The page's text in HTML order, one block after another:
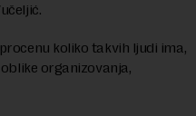
koliko takvih ljudi ima,
organizovanja,